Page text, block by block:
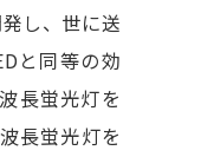
し、世に送
と同等の効
長蛍光灯を
長蛍光灯を